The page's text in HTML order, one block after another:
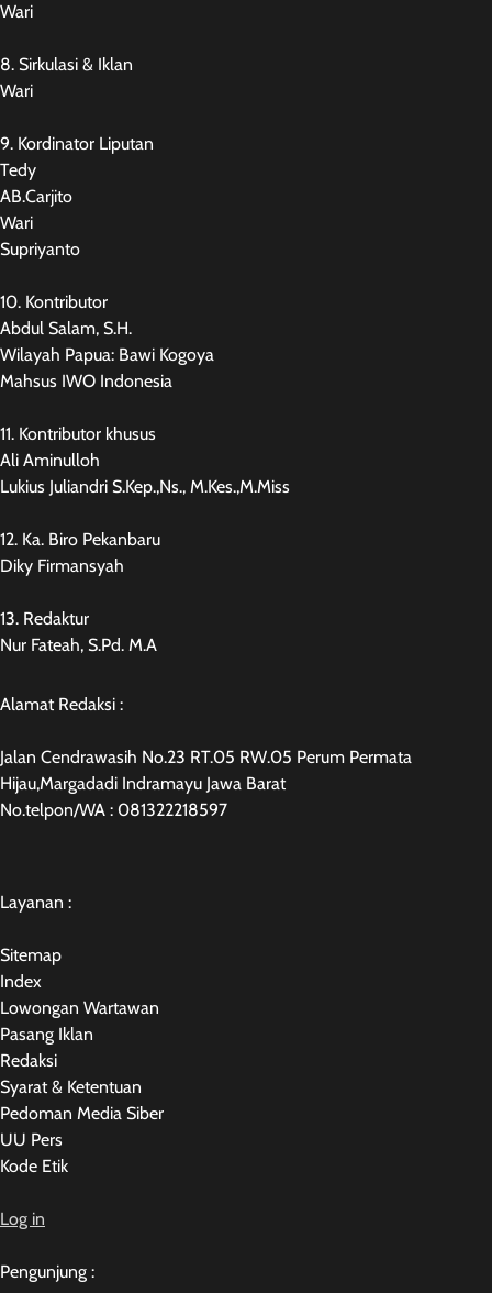
Wari
8. Sirkulasi & Iklan
Wari
9. Kordinator Liputan
Tedy
AB.Carjito
Wari
Supriyanto
10. Kontributor
Abdul Salam, S.H.
Wilayah Papua: Bawi Kogoya
Mahsus IWO Indonesia
11. Kontributor khusus
Ali Aminulloh
Lukius Juliandri S.Kep.,Ns., M.Kes.,M.Miss
12. Ka. Biro Pekanbaru
Diky Firmansyah
13. Redaktur
Nur Fateah, S.Pd. M.A
Alamat Redaksi :
Jalan Cendrawasih No.23 RT.05 RW.05 Perum Permata
Hijau,Margadadi Indramayu Jawa Barat
No.telpon/WA : 081322218597
Layanan :
Sitemap
Index
Lowongan Wartawan
Pasang Iklan
Redaksi
Syarat & Ketentuan
Pedoman Media Siber
UU Pers
Kode Etik
Log in
Pengunjung :